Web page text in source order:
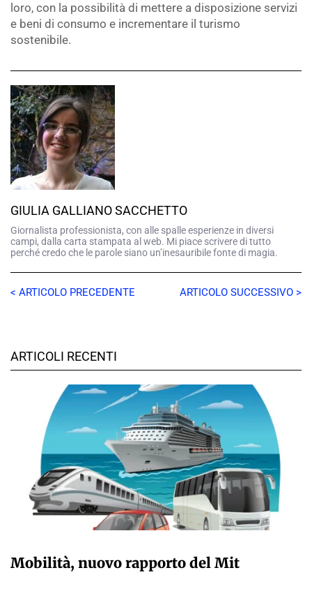
loro, con la possibilità di mettere a disposizione servizi
e beni di consumo e incrementare il turismo
sostenibile.
GIULIA GALLIANO SACCHETTO
Giornalista professionista, con alle spalle esperienze in diversi
campi, dalla carta stampata al web. Mi piace scrivere di tutto
perché credo che le parole siano un’inesauribile fonte di magia.
< ARTICOLO PRECEDENTE ARTICOLO SUCCESSIVO >
ARTICOLI RECENTI
Mobilità, nuovo rapporto del Mit